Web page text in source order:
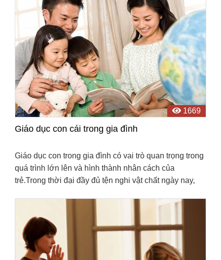
1669
Giáo dục con cái trong gia đình
Giáo dục con trong gia đình có vai trò quan trọng trong
quá trình lớn lên và hình thành nhân cách của
trẻ.Trong thời đại đầy đủ tện nghi vật chất ngày nay,